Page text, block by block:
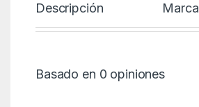
Descripción Marca
Basado en 0 opiniones